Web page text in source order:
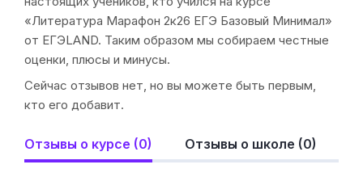
«Литература Марафон 2к26 ЕГЭ Базовый Минимал»
от ЕГЭLAND. Таким образом мы собираем честные
оценки, плюсы и минусы.
Сейчас отзывов нет, но вы можете быть первым,
кто его добавит.
Отзывы о курсе (0) Отзывы о школе (0)